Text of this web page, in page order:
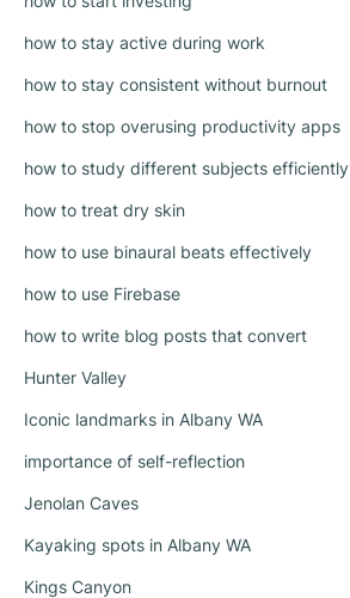
how to stay active during work
how to stay consistent without burnout
how to stop overusing productivity apps
how to study different subjects efficiently
how to treat dry skin
how to use binaural beats effectively
how to use Firebase
how to write blog posts that convert
Hunter Valley
Iconic landmarks in Albany WA
importance of self-reflection
Jenolan Caves
Kayaking spots in Albany WA
Kings Canyon